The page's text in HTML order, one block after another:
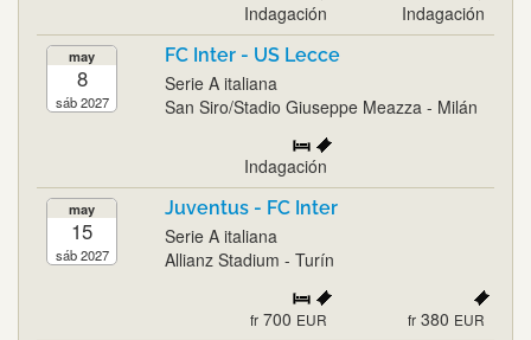
Indagación Indagación
may
8
sáb 2027
FC Inter - US Lecce
Serie A italiana
San Siro/Stadio Giuseppe Meazza - Milán
Indagación
may
15
sáb 2027
Juventus - FC Inter
Serie A italiana
Allianz Stadium - Turín
fr 700 EUR fr 380 EUR